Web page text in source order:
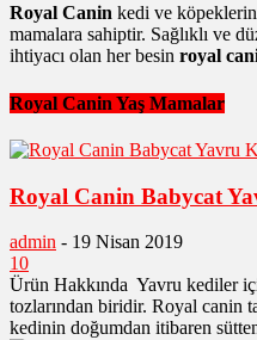
Royal Canin kedi ve
mamalara sahiptir. Sağlıklı ve
ihtiyacı olan her besin royal
Royal Canin Yaş Mamalar
Royal Canin Babycat
admin - 19 Nisan 2019
10
Ürün Hakkında Yavru kediler
tozlarından biridir. Royal canin
kedinin doğumdan itibaren